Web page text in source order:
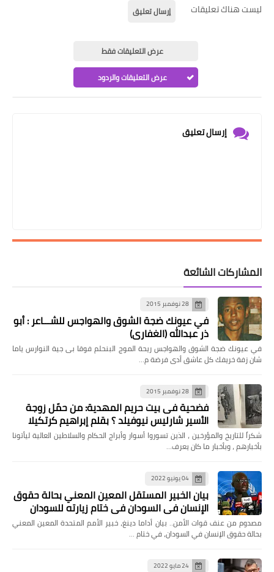
ليست هناك تعليقات إرسال تعليق
عرض التعليقات فقط
عرض التعليقات والردود
إرسال تعليق
المشاركات الشائعة
28 نوفمبر 2015
في عيونك ضجة الشوق والهواجس للشـــاعر : أبو
ذر عبدالله (الغفاري)
في عيونك ضجة الشوق والهواجس ريحة الموج البنحلم فوقا بى جية النوارس ياما
شان زفة خريفك كل عاشق أدى فرضة م…
28 نوفمبر 2015
فضحية فى بيت حريم المهدية: من حمّل زوجة
الأسير شارليس نيوفيلد ؟ بقلم إبراهيم كرتكيلا
شكراً للتاريخ والمؤرخين ، الذين تسوروا أسوار وأبراج الحكام والسلاطين العالية ليأتونا
بأخبارهم ، وبأخبار ما كان يعرف…
04 يونيو 2022
بيان الخبير المستقل المعين المعني بحالة حقوق
الإنسان في السودان في ختام زيارته للسودان
مصدوم من عنف قوات الأمن.. بيان أداما دينغ، خبير الأمم المتحدة المعين المعني
بحالة حقوق الإنسان في السودان، في ختام …
24 مايو 2022